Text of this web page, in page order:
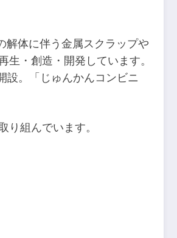
体に伴う金属スクラップや
・創造・開発しています。
。「じゅんかんコンビニ
組んでいます。